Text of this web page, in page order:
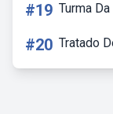
#19 Turma
#20 Tratado